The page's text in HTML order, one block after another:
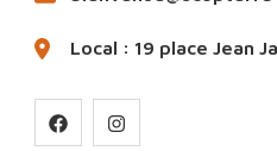
Local : 19 place Jean